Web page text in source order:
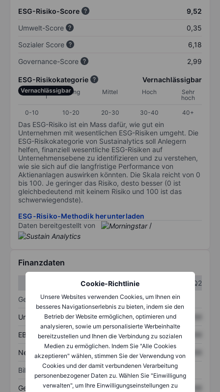
Cookie-Richtlinie
Unsere Websites verwenden Cookies, um Ihnen ein
besseres Navigationserlebnis zu bieten, indem sie den
Betrieb der Website ermöglichen, optimieren und
analysieren, sowie um personalisierte Werbeinhalte
bereitzustellen und Ihnen die Verbindung zu sozialen
Medien zu ermöglichen. Indem Sie "Alle Cookies
akzeptieren" wählen, stimmen Sie der Verwendung von
Cookies und der damit verbundenen Verarbeitung
personenbezogener Daten zu. Wählen Sie "Einwilligung
verwalten", um Ihre Einwilligungseinstellungen zu
ESG-Risiko-Score
9,52
Umwelt-Score
0,35
Sozialer Score
6,18
Governance-Score
2,99
ESG-Risikokategorie Vernachlässigbar
VernachlässigbarGering Mittel Hoch
Sehr
hoch
0-10
10-20 20-30 30-40 40+
Das ESG-Risiko ist ein Mass dafür, wie gut ein
Unternehmen mit wesentlichen ESG-Risiken umgeht. Die
ESG-Risikokategorie von Sustainalytics soll Anlegern
helfen, finanziell wesentliche ESG-Risiken auf
Unternehmensebene zu identifizieren und zu verstehen,
wie sie sich auf die langfristige Performance von
Aktienanlagen auswirken könnten. Die Skala reicht von 0
bis 100. Je geringer das Risiko, desto besser (0 ist
gleichbedeutend mit keinem Risiko und 100 ist das
schwerwiegendste).
ESG-Risiko-Methodik herunterladen
Daten bereitgestellt von
/
Finanzdaten
Q2
Gewinn- und Verlustrechnung
Umsatz XXXXXXX XXXXXXX
EBITDA XXXXXXX XXXXXXX
Nettoeinkommen XXXXXXX
Bilanz
Gesamtvermögen XXXXXXX XXXXXXX